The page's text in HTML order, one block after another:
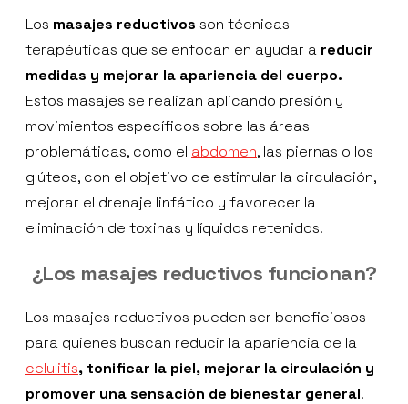
Los masajes reductivos son técnicas
terapéuticas que se enfocan en ayudar a reducir
medidas y mejorar la apariencia del cuerpo.
Estos masajes se realizan aplicando presión y
movimientos específicos sobre las áreas
problemáticas, como el abdomen, las piernas o los
glúteos, con el objetivo de estimular la circulación,
mejorar el drenaje linfático y favorecer la
eliminación de toxinas y líquidos retenidos.
¿Los masajes reductivos funcionan?
Los masajes reductivos pueden ser beneficiosos
para quienes buscan reducir la apariencia de la
celulitis, tonificar la piel, mejorar la circulación y
promover una sensación de bienestar general.